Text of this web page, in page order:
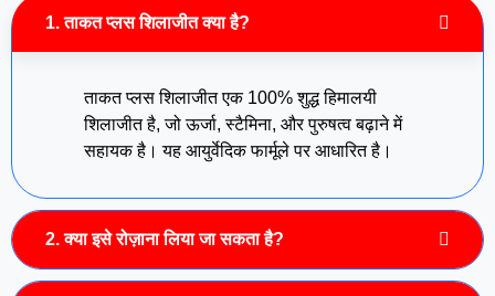
1. ताकत प्लस शिलाजीत क्या है?
ताकत प्लस शिलाजीत एक 100% शुद्ध हिमालयी
शिलाजीत है, जो ऊर्जा, स्टैमिना, और पुरुषत्व बढ़ाने में
सहायक है। यह आयुर्वेदिक फार्मूले पर आधारित है।
2. क्या इसे रोज़ाना लिया जा सकता है?